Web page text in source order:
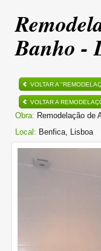
Banho -
VOLTAR A
VOLTAR A
Obra: Remodelação de
Local: Benfica, Lisboa